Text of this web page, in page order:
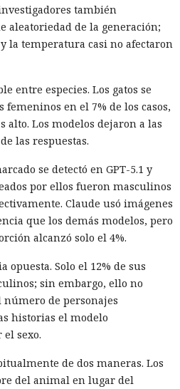
el grupo tenía base en
con otro participante desde
a quien las autoridades turcas
T-Mobile. Antes
los periodistas que esperaba
pruebas con antelación.
similares se les recomienda
tiempo y no reutilizarlas, activar
para los servicios en la nube y
por accesos desde
dio acceso a
una base
en base para un
encubierto
"khunt" y entregó el
también
aleatoriedad de la generación;
la temperatura casi no afectaron
entre especies. Los gatos se
en el 7% de los casos,
alto. Los modelos dejaron a las
las respuestas.
se detectó en GPT-5.1 y
por ellos fueron masculinos
Claude usó imágenes
que los demás modelos, pero
alcanzó solo el 4%.
opuesta. Solo el 12% de sus
sin embargo, ello no
de personajes
historias el modelo
sexo.
de dos maneras. Los
del animal en lugar del